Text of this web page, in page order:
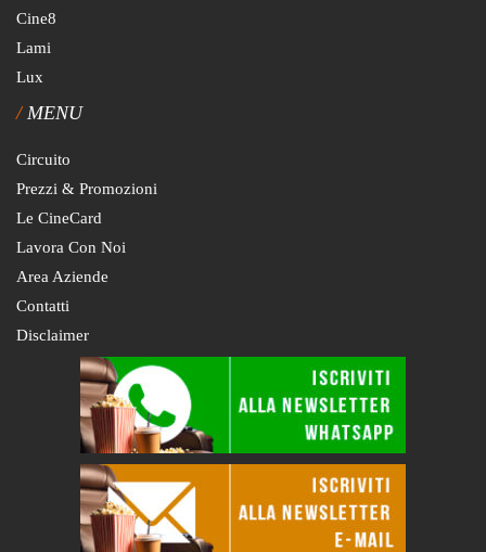
Cine8
Lami
Lux
MENU
Circuito
Prezzi & Promozioni
Le CineCard
Lavora Con Noi
Area Aziende
Contatti
Disclaimer